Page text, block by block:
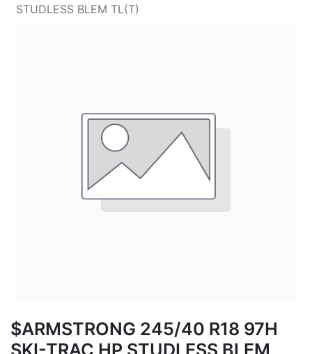
STUDLESS BLEM TL(T)
$ARMSTRONG 245/40 R18 97H
SKI-TRAC HP STUDLESS BLEM